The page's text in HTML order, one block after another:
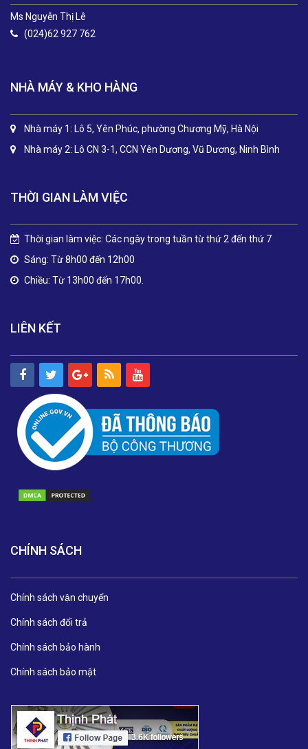
Ms Nguyễn Thị Lê
(024)62 927 762
NHÀ MÁY & KHO HÀNG
Nhà máy 1: Lô 5, Yên Phúc, phường Chương Mỹ, Hà Nội
Nhà máy 2: Lô CN 3-1, CCN Yên Dương, Vũ Dương, Ninh Bình
THỜI GIAN LÀM VIỆC
Thời gian làm việc: Các ngày trong tuần từ thứ 2 đến thứ 7
Sáng: Từ 8h00 đến 12h00
Chiều: Từ 13h00 đến 17h00.
LIÊN KẾT
CHÍNH SÁCH
Chính sách vận chuyển
Chính sách đổi trả
Chính sách bảo hành
Chính sách bảo mật